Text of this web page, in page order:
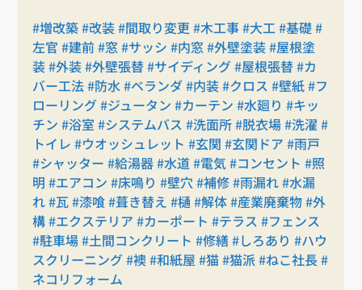
#増改築#改装#間取り変更#木工事#大工#基礎#
左官 #建前#窓 #サッシ #内窓 #外壁塗装#屋根塗
装#外装#外壁張替#サイディング#屋根張替#カ
バー工法#防水#ベランダ#内装#クロス #壁紙#フ
ローリング#ジュータン #カーテン #水廻り #キッ
チン #浴室 #システムバス #洗面所#脱衣場#洗濯#
トイレ #ウオッシュレット #玄関 #玄関ドア #雨戸
#シャッター #給湯器#水道#電気#コンセント #照
明 #エアコン #床鳴り #壁穴 #補修#雨漏れ#水漏
れ#瓦#漆喰#葺き替え #樋#解体#産業廃棄物#外
構#エクステリア #カーポート #テラス #フェンス
#駐車場#土間コンクリート #修繕#しろあり #ハウ
スクリーニング#襖#和紙屋 #猫#猫派#ねこ社長#
ネコリフォーム